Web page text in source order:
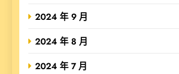
2024 年 9 月
2024 年 8 月
2024 年 7 月